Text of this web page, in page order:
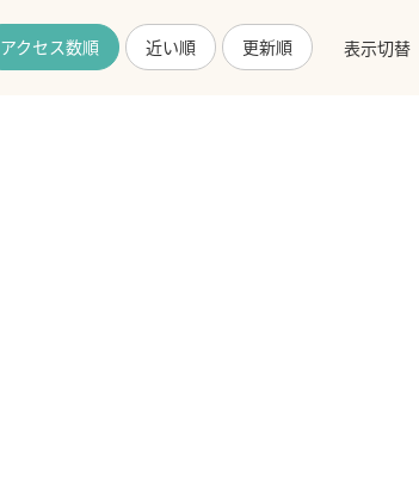
アクセス数順 近い順 更新順 表示切替